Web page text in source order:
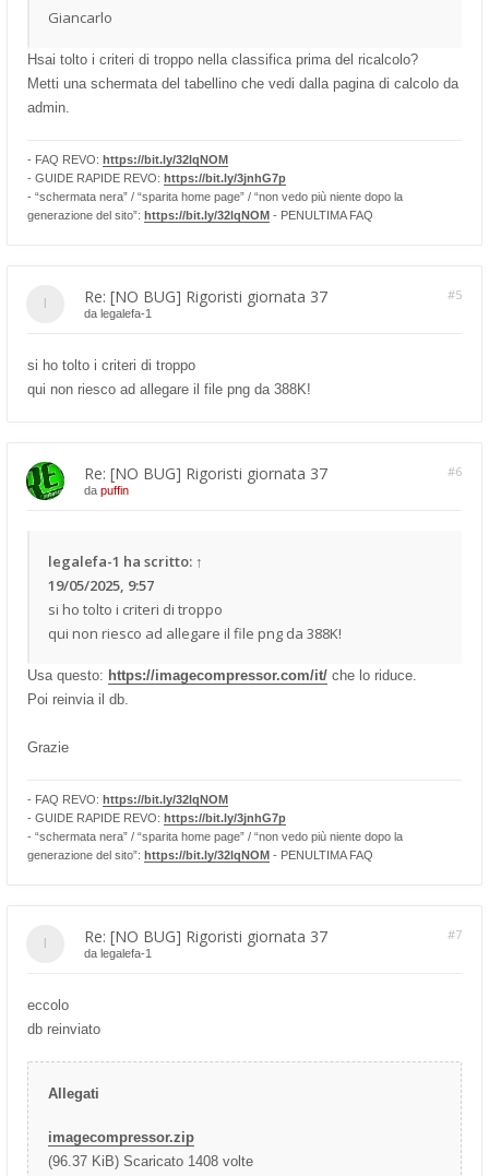
Giancarlo
Hsai tolto i criteri di troppo nella classifica prima del ricalcolo?
Metti una schermata del tabellino che vedi dalla pagina di calcolo da
admin.
- FAQ REVO: https://bit.ly/32lqNOM
- GUIDE RAPIDE REVO: https://bit.ly/3jnhG7p
- “schermata nera” / “sparita home page” / “non vedo più niente dopo la
generazione del sito”: https://bit.ly/32lqNOM - PENULTIMA FAQ
Re: [NO BUG] Rigoristi giornata 37 #5
da legalefa-1
si ho tolto i criteri di troppo
qui non riesco ad allegare il file png da 388K!
Re: [NO BUG] Rigoristi giornata 37 #6
da puffin
legalefa-1 ha scritto: ↑
19/05/2025, 9:57
si ho tolto i criteri di troppo
qui non riesco ad allegare il file png da 388K!
Usa questo: https://imagecompressor.com/it/ che lo riduce.
Poi reinvia il db.
Grazie
- FAQ REVO: https://bit.ly/32lqNOM
- GUIDE RAPIDE REVO: https://bit.ly/3jnhG7p
- “schermata nera” / “sparita home page” / “non vedo più niente dopo la
generazione del sito”: https://bit.ly/32lqNOM - PENULTIMA FAQ
Re: [NO BUG] Rigoristi giornata 37 #7
da legalefa-1
eccolo
db reinviato
Allegati
imagecompressor.zip
(96.37 KiB) Scaricato 1408 volte